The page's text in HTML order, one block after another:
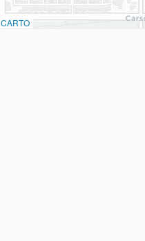
CARTO